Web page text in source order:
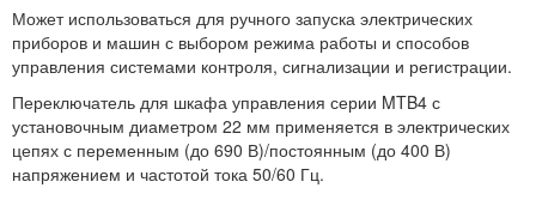
Может использоваться для ручного запуска электрических
приборов и машин с выбором режима работы и способов
управления системами контроля, сигнализации и регистрации.
Переключатель для шкафа управления серии MTB4 с
установочным диаметром 22 мм применяется в электрических
цепях с переменным (до 690 В)/постоянным (до 400 В)
напряжением и частотой тока 50/60 Гц.